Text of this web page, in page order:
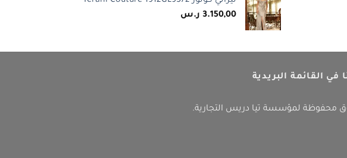
3.150,00 ر.س
القائمة البريدية
محفوظة لمؤسسة تيا دريس التجارية.